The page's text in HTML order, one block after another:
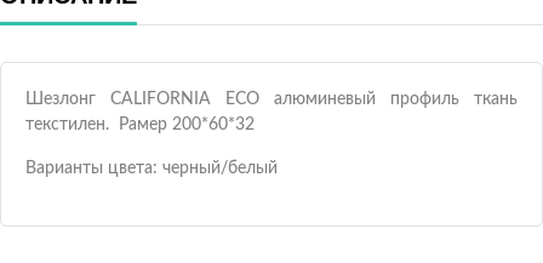
Шезлонг CALIFORNIA ECO алюминевый профиль ткань
текстилен. Рамер 200*60*32
Варианты цвета: черный/белый